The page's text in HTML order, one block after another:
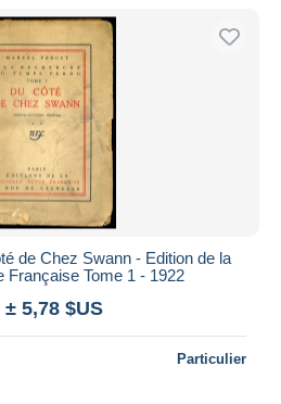
de Chez Swann - Edition de la
Française Tome 1 - 1922
± 5,78 $US
Particulier